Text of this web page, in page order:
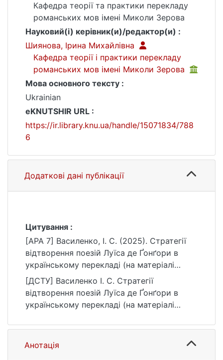
Кафедра теорії та практики перекладу
романських мов імені Миколи Зерова
Науковий(і) керівник(и)/редактор(и) :
Шиянова, Ірина Михайлівна
Кафедра теорії і практики перекладу
романських мов імені Миколи Зерова
Мова основного тексту :
Ukrainian
eKNUTSHIR URL :
https://ir.library.knu.ua/handle/15071834/788
6
Додаткові дані публікації
Цитування :
[APA 7] Василенко, І. С. (2025). Стратегії
відтворення поезій Луїса де Ґонґори в
українському перекладі (на матеріалі
збірки «Вибрані поезії») [Бакалаврська
робота, Київський національний
університет імені Тараса Шевченка].
eKNUTSHIR.
https://ir.library.knu.ua/handle/15071834/788
[ДСТУ] Василенко І. С. Стратегії
відтворення поезій Луїса де Ґонґори в
українському перекладі (на матеріалі
робота бакалавра : 035 Філологія / наук.
кер. І. М. Шиянова. Київ, 2025. URL:
https://ir.library.knu.ua/handle/15071834/788
Анотація